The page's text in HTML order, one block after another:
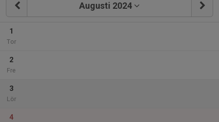
Augusti 2024
1
Tor
2
Fre
3
Lör
4